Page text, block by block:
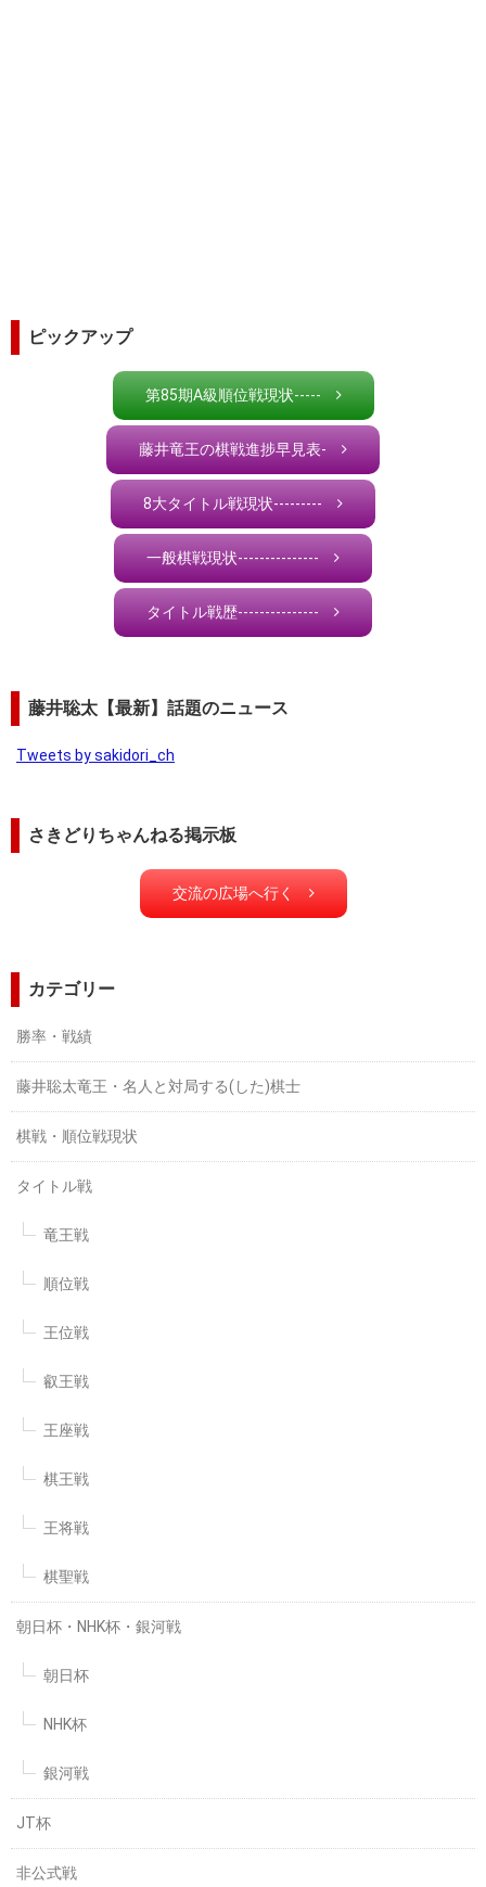
ピックアップ
第85期A級順位戦現状-----
藤井竜王の棋戦進捗早見表-
8大タイトル戦現状---------
一般棋戦現状---------------
タイトル戦歴---------------
藤井聡太【最新】話題のニュース
Tweets by sakidori_ch
さきどりちゃんねる掲示板
交流の広場へ行く
カテゴリー
勝率・戦績
藤井聡太竜王・名人と対局する(した)棋士
棋戦・順位戦現状
タイトル戦
竜王戦
順位戦
王位戦
叡王戦
王座戦
棋王戦
王将戦
棋聖戦
朝日杯・NHK杯・銀河戦
朝日杯
NHK杯
銀河戦
JT杯
非公式戦